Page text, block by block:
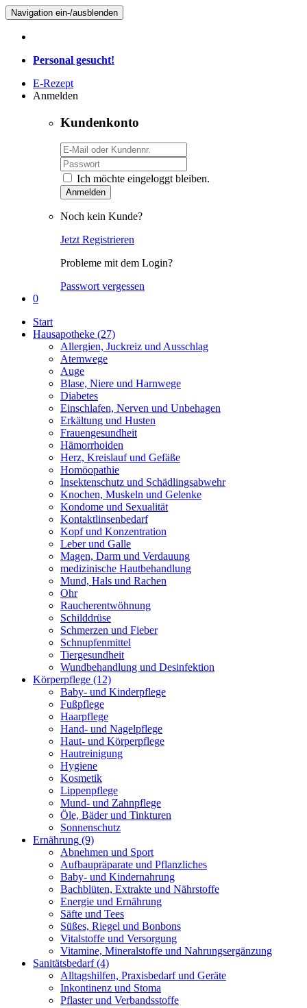
Navigation ein-/ausblenden
Personal gesucht!
E-Rezept
Anmelden
Kundenkonto
Ich möchte eingeloggt bleiben.
Anmelden
Noch kein Kunde?
Jetzt Registrieren
Probleme mit dem Login?
Passwort vergessen
0
Start
Hausapotheke (27)
Allergien, Juckreiz und Ausschlag
Atemwege
Auge
Blase, Niere und Harnwege
Diabetes
Einschlafen, Nerven und Unbehagen
Erkältung und Husten
Frauengesundheit
Hämorrhoiden
Herz, Kreislauf und Gefäße
Homöopathie
Insektenschutz und Schädlingsabwehr
Knochen, Muskeln und Gelenke
Kondome und Sexualität
Kontaktlinsenbedarf
Kopf und Konzentration
Leber und Galle
Magen, Darm und Verdauung
medizinische Hautbehandlung
Mund, Hals und Rachen
Ohr
Raucherentwöhnung
Schilddrüse
Schmerzen und Fieber
Schnupfenmittel
Tiergesundheit
Wundbehandlung und Desinfektion
Körperpflege (12)
Baby- und Kinderpflege
Fußpflege
Haarpflege
Hand- und Nagelpflege
Haut- und Körperpflege
Hautreinigung
Hygiene
Kosmetik
Lippenpflege
Mund- und Zahnpflege
Öle, Bäder und Tinkturen
Sonnenschutz
Ernährung (9)
Abnehmen und Sport
Aufbaupräparate und Pflanzliches
Baby- und Kindernahrung
Bachblüten, Extrakte und Nährstoffe
Energie und Ernährung
Säfte und Tees
Süßes, Riegel und Bonbons
Vitalstoffe und Versorgung
Vitamine, Mineralstoffe und Nahrungsergänzung
Sanitätsbedarf(4)
Alltagshilfen, Praxisbedarf und Geräte
Inkontinenz und Stoma
Pflaster und Verbandsstoffe